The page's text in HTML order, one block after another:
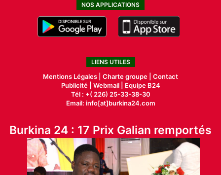
NOS APPLICATIONS
LIENS UTILES
Mentions Légales | Charte groupe | Contact
Publicité| Webmail |
Equipe B24
Tél : +( 226) 25-33-38-30
Email: info[at]burkina24.com
Burkina 24 : 17 Prix Galian remportés